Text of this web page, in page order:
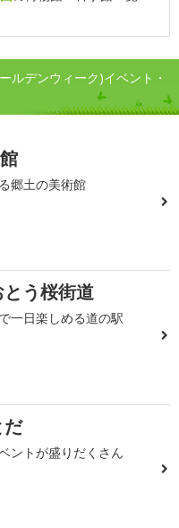
ルデンウィーク)イベント・
郷土の美術館
う桜街道
一日楽しめる道の駅
だ
ントが盛りだくさん